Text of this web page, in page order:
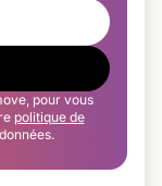
pour vous
politique de